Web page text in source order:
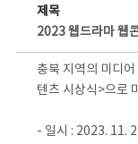
제목
2023 웹드라마 웹
충북 지역의 미디
텐츠 시상식>으로
- 일시 : 2023. 11.